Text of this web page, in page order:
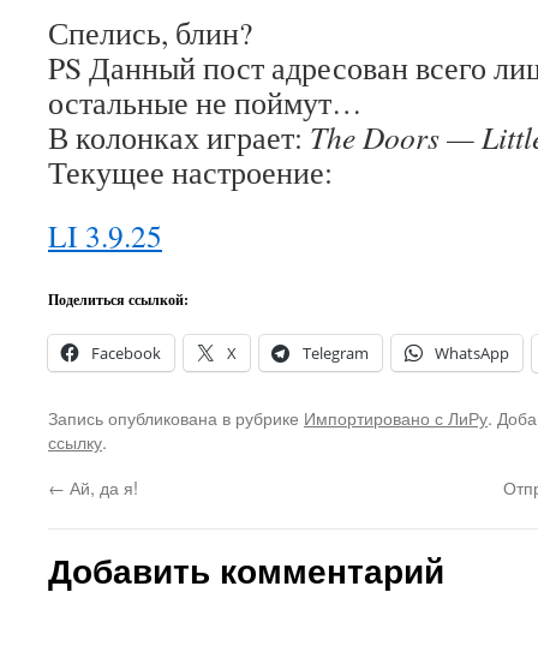
Спелись, блин?
PS Данный пост адресован всего
остальные не поймут…
В колонках играет: The Doors —
Текущее настроение:
LI 3.9.25
Поделиться ссылкой:
Facebook X Telegram WhatsApp
Запись опубликована в рубрике Импортировано с ЛиРу.
ссылку.
← Ай, да я!
Добавить комментарий